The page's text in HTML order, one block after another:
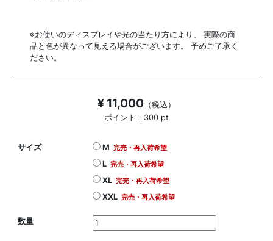
※お使いのディスプレイや光の当たり方により、 実際の商
品と色が異なって見える場合がございます。 予めご了承く
ださい。
¥ 11,000 （税込）
ポイント：300 pt
サイズ M 完売・再入荷希望
L完売・再入荷希望
XL完売・再入荷希望
XXL完売・再入荷希望
数量